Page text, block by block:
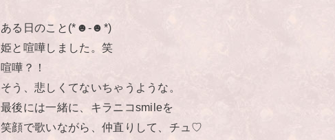
ある日のこと(*☻-☻*)
姫と喧嘩しました。笑
喧嘩？！
そう、悲しくてないちゃうような。
最後には一緒に、キラニコsmileを
笑顔で歌いながら、仲直りして、チュ♡